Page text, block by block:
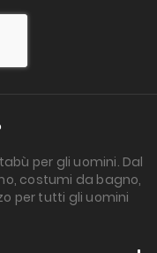
per gli uomini. Dal
costumi da bagno,
per tutti gli uomini